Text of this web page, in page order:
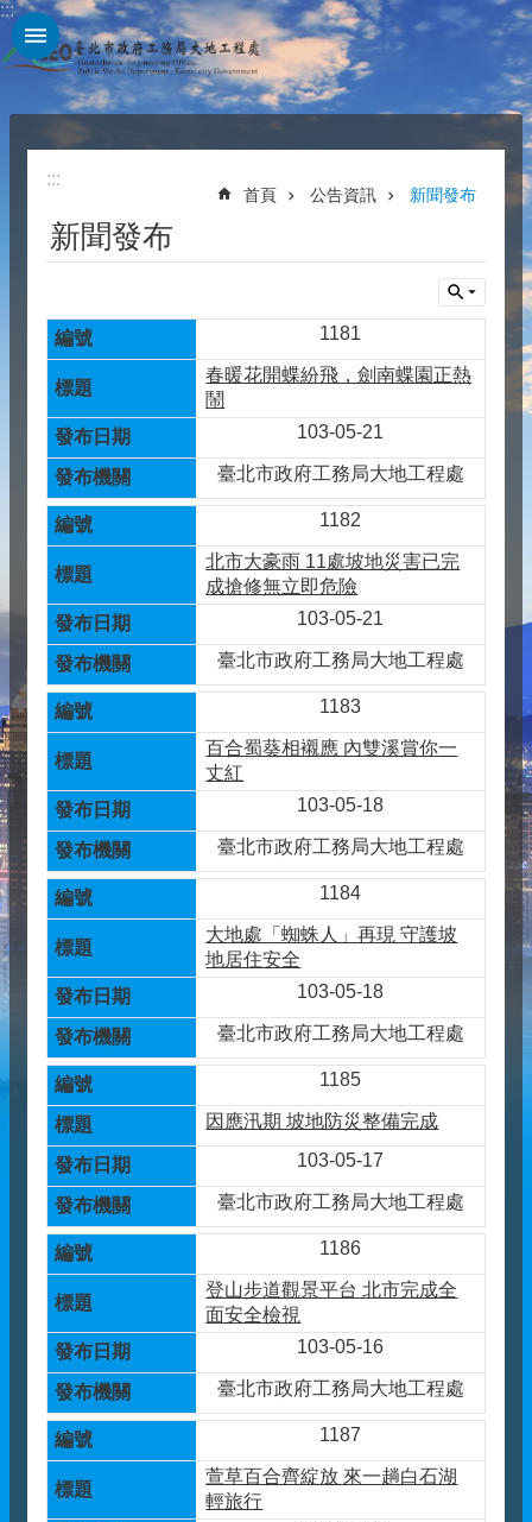
跳到主要內容區塊
:::
:::
首頁 公告資訊 新聞發布
新聞發布
1181
春暖花開蝶紛飛，劍南蝶園正熱
鬧
103-05-21
臺北市政府工務局大地工程處
1182
北市大豪雨 11處坡地災害已完
成搶修無立即危險
103-05-21
臺北市政府工務局大地工程處
1183
百合蜀葵相襯應 內雙溪賞你一
丈紅
103-05-18
臺北市政府工務局大地工程處
1184
大地處「蜘蛛人」再現 守護坡
地居住安全
103-05-18
臺北市政府工務局大地工程處
1185
因應汛期 坡地防災整備完成
103-05-17
臺北市政府工務局大地工程處
1186
登山步道觀景平台 北市完成全
面安全檢視
103-05-16
臺北市政府工務局大地工程處
1187
萱草百合齊綻放 來一趟白石湖
輕旅行